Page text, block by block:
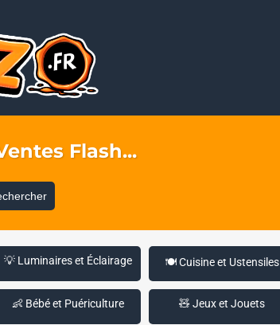
Flash...
💡 Luminaires et Éclairage 🍽️ Cuisine et Ustensiles
👶 Bébé et Puériculture 🧸 Jeux et Jouets